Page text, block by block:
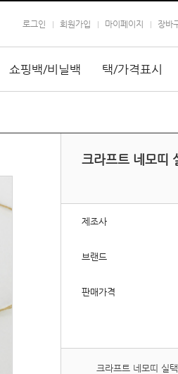
로그인 회원가입 마이페이지 장바
쇼핑백/비닐백 택/가격표시
크라프트 네모
제조사
브랜드
판매가격
크라프트 네모띠 실